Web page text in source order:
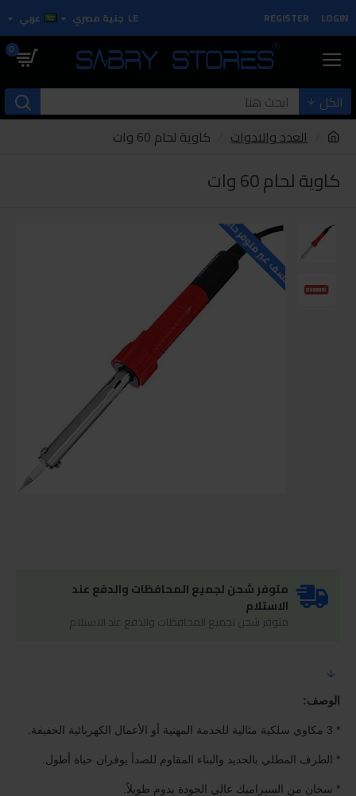
LOGIN
REGISTER
LE جنية مصري عربي
0
الكل
العدد والادوات
كاوية لحام 60 وات
كاوية لحام 60 وات
للاسف غير متوفر حاليا
متوفر شحن لجميع المحافظات والدفع عند
الاستلام
متوفر شحن لجميع المحافظات والدفع عند الاستلام
الوصف:
* 3 مكاوي سلكية مثالية للخدمة المهنية أو الأعمال الكهربائية الخفيفة.
* الطرف المطلي بالحديد والبناء المقاوم للصدأ يوفران حياة أطول.
* سخان من السيراميك عالي الجودة يدوم طويلاً.